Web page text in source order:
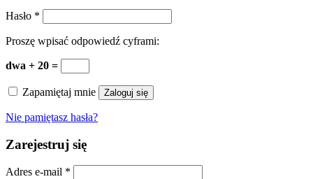
Hasło *
Proszę wpisać odpowiedź cyframi:
dwa + 20 =
Zapamiętaj mnie Zaloguj się
Nie pamiętasz hasła?
Zarejestruj się
Adres e-mail *